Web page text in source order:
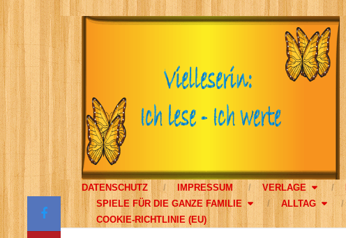
DATENSCHUTZ IMPRESSUM VERLAGE
SPIELE FÜR DIE GANZE FAMILIE
ALLTAG
COOKIE-RICHTLINIE (EU)